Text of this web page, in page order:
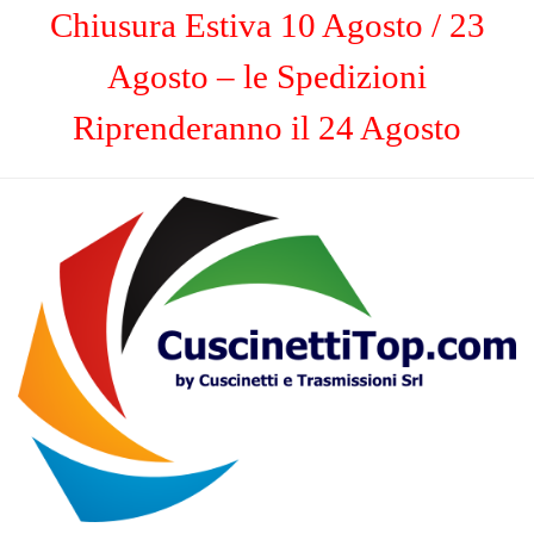
Chiusura Estiva 10 Agosto / 23
Agosto – le Spedizioni
Riprenderanno il 24 Agosto